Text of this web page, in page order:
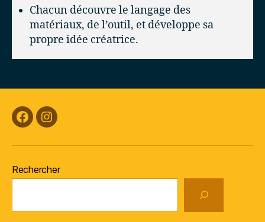
Chacun découvre le langage des
matériaux, de l’outil, et développe sa
propre idée créatrice.
FacebookInstagram
Rechercher